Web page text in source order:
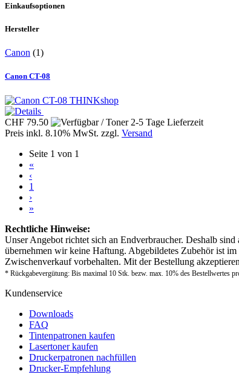
Einkaufsoptionen
Hersteller
Canon (1)
Canon CT-08
THINKshop
CHF 79.50
Preis inkl. 8.10% MwSt. zzgl. Versand
Seite 1 von 1
«
‹
1
›
»
Rechtliche Hinweise:
Unser Angebot richtet sich an Endverbraucher. Deshalb
übernehmen wir keine Haftung. Abgebildetes Zubehör ist
Zwischenverkauf vorbehalten. Mit der Bestellung
* Rückgabevergütung: Bis maximal 10 Stk. bezw. max. 10% des Bestellwertes
Kundenservice
Downloads
FAQ
Tintenpatronen kaufen
Lasertoner kaufen
Druckerpatronen nachfüllen
Drucker-Empfehlung